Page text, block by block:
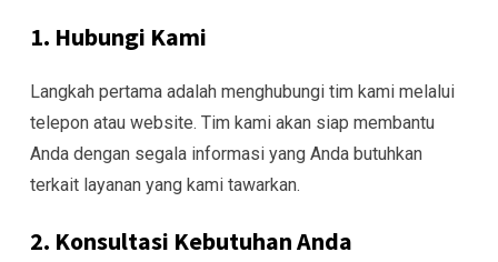
1. Hubungi Kami
Langkah pertama adalah menghubungi tim kami melalui
telepon atau website. Tim kami akan siap membantu
Anda dengan segala informasi yang Anda butuhkan
terkait layanan yang kami tawarkan.
2. Konsultasi Kebutuhan Anda